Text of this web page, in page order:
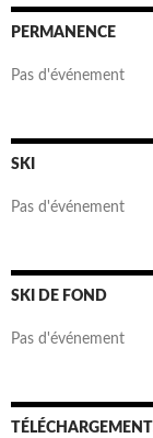
PERMANENCE
Pas d'événement
SKI
Pas d'événement
SKI DE FOND
Pas d'événement